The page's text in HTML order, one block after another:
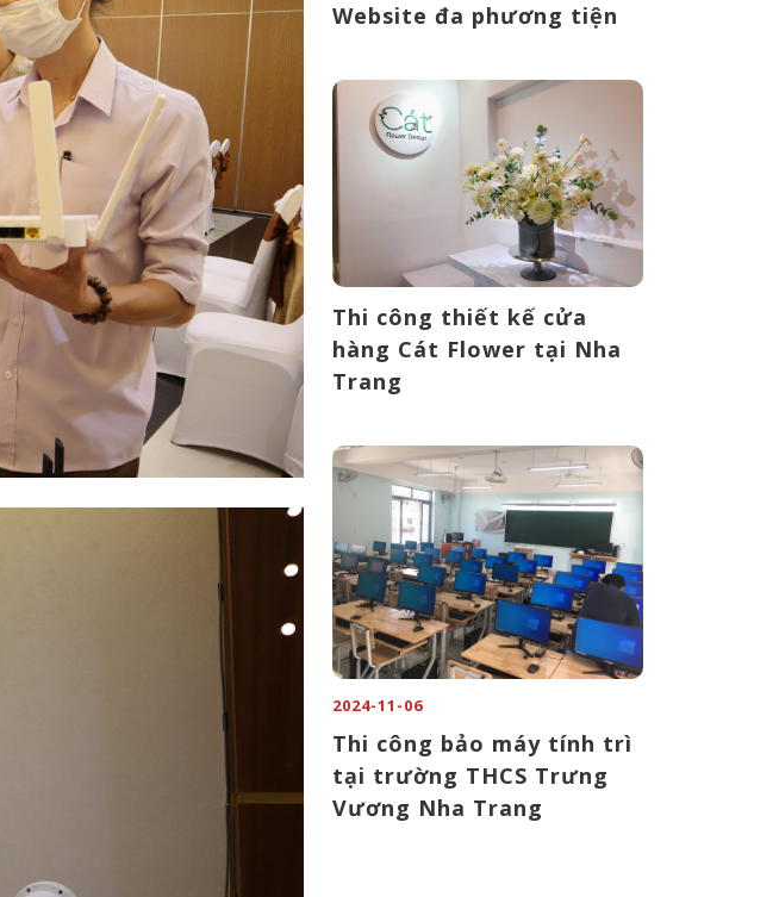
Website đa phương tiện
Thi công thiết kế cửa
hàng Cát Flower tại Nha
Trang
2024-11-06
Thi công bảo máy tính trì
tại trường THCS Trưng
Vương Nha Trang